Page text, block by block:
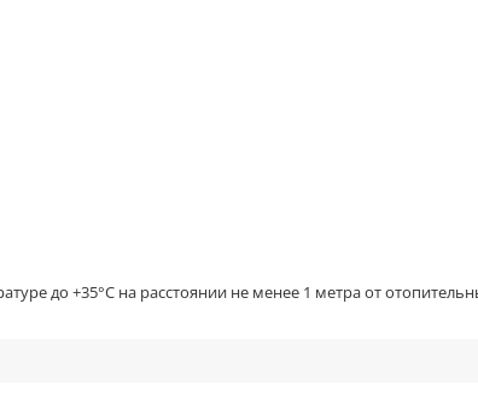
до +35°С на расстоянии не менее 1 метра от